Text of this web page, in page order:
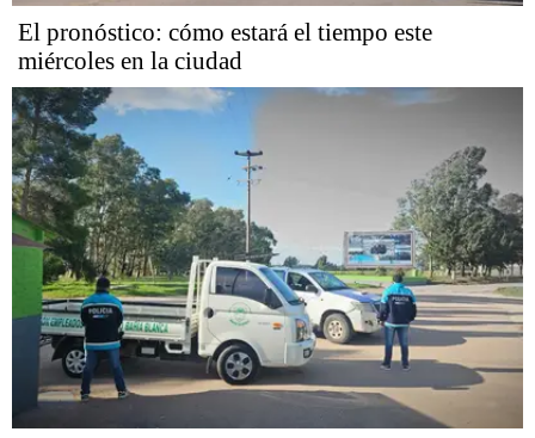
El pronóstico: cómo estará el tiempo este
miércoles en la ciudad